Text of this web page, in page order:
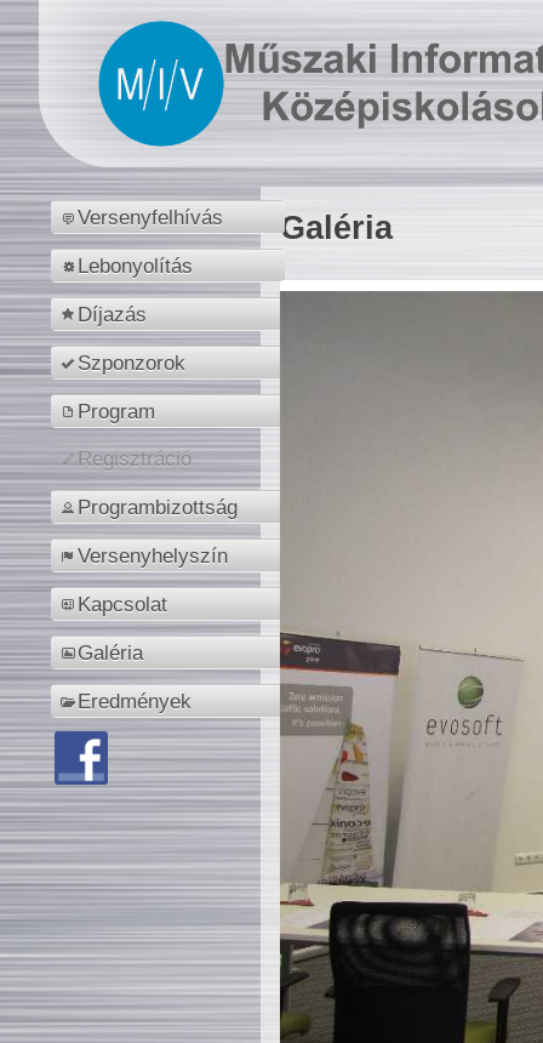
Versenyfelhívás
Lebonyolítás
Díjazás
Szponzorok
Program
Regisztráció
Programbizottság
Versenyhelyszín
Kapcsolat
Galéria
Eredmények
Galéria